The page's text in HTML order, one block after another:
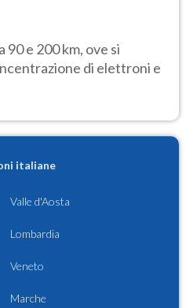
e 200 km, ove si
di elettroni e
italiane
Valle d'Aosta
Lombardia
Veneto
Marche